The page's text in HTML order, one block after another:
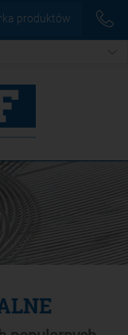
produktów